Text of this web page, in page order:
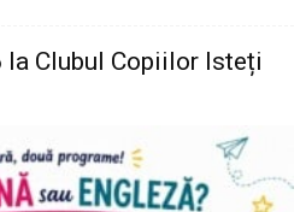
la Clubul Copiilor Isteți